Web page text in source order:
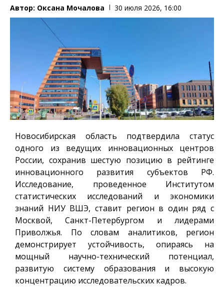
Автор: Оксана Мочалова 30 июля 2026, 16:00
Новосибирская область подтвердила статус
одного из ведущих инновационных центров
России, сохранив шестую позицию в рейтинге
инновационного развития субъектов РФ.
Исследование, проведенное Институтом
статистических исследований и экономики
знаний НИУ ВШЭ, ставит регион в один ряд с
Москвой, Санкт-Петербургом и лидерами
Приволжья. По словам аналитиков, регион
демонстрирует устойчивость, опираясь на
мощный научно-технический потенциал,
развитую систему образования и высокую
концентрацию исследовательских кадров.